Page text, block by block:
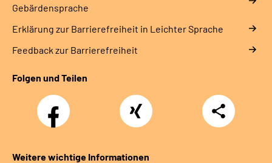
Gebärdensprache
Erklärung zur Barrierefreiheit in Leichter Sprache
Feedback zur Barrierefreiheit
Folgen und Teilen
Facebook Xing
Teilen
Weitere wichtige Informationen